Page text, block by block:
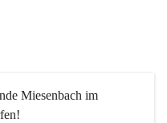
Miesenbach im